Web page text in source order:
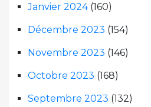
Janvier 2024(160)
Décembre 2023 (154)
Novembre 2023 (146)
Octobre 2023 (168)
Septembre 2023 (132)